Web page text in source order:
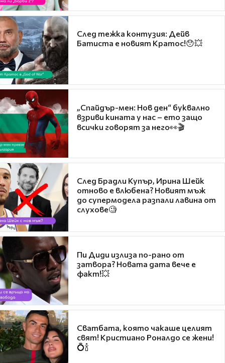
След тежка контузия: Дейв
Батиста е новият Кратос!😯💥
„Спайдър-мен: Нов ден“ буквално
взриви кината у нас – ето защо
всички говорят за него👀🎬
След Брадли Купър, Ирина Шейк
отново е влюбена? Новият мъж
до супермодела разпали лавина от
слухове🧐
Пи Диди излиза по-рано от
затвора? Новата дата вече е
факт!💥
Сватбата, която чакаше целият
свят! Кристиано Роналдо се жени!
💍🍾